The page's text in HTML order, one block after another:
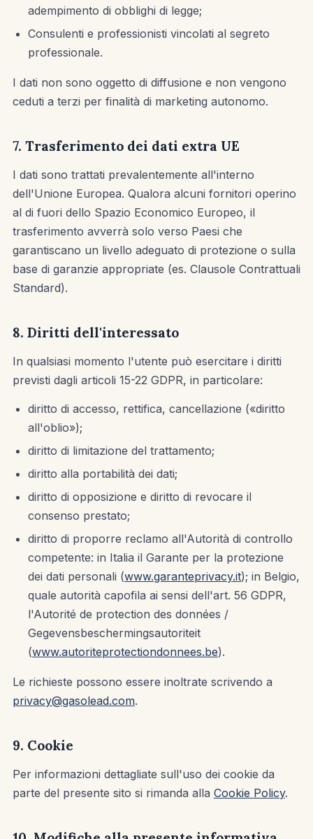
adempimento di obblighi di legge;
Consulenti e professionisti vincolati al segreto
professionale.
I dati non sono oggetto di diffusione e non vengono
ceduti a terzi per finalità di marketing autonomo.
7. Trasferimento dei dati extra UE
I dati sono trattati prevalentemente all'interno
dell'Unione Europea. Qualora alcuni fornitori operino
al di fuori dello Spazio Economico Europeo, il
trasferimento avverrà solo verso Paesi che
garantiscano un livello adeguato di protezione o sulla
base di garanzie appropriate (es. Clausole Contrattuali
Standard).
8. Diritti dell'interessato
In qualsiasi momento l'utente può esercitare i diritti
previsti dagli articoli 15-22 GDPR, in particolare:
diritto di accesso, rettifica, cancellazione («diritto
all'oblio»);
diritto di limitazione del trattamento;
diritto alla portabilità dei dati;
diritto di opposizione e diritto di revocare il
consenso prestato;
diritto di proporre reclamo all'Autorità di controllo
competente: in Italia il Garante per la protezione
dei dati personali (www.garanteprivacy.it); in Belgio,
quale autorità capofila ai sensi dell'art. 56 GDPR,
l'Autorité de protection des données /
Gegevensbeschermingsautoriteit
(www.autoriteprotectiondonnees.be).
Le richieste possono essere inoltrate scrivendo a
privacy@gasolead.com.
9. Cookie
Per informazioni dettagliate sull'uso dei cookie da
parte del presente sito si rimanda alla Cookie Policy.